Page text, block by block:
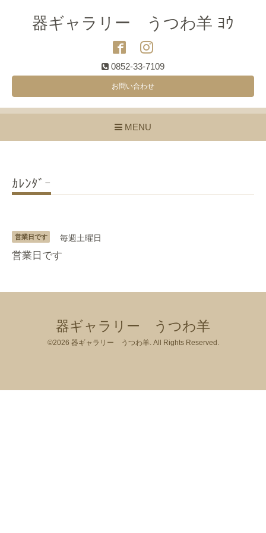
器ギャラリー うつわ羊 ﾖｳ
0852-33-7109
お問い合わせ
MENU
ｶﾚﾝﾀﾞｰ
営業日です 毎週土曜日
営業日です
器ギャラリー うつわ羊
©2026 器ギャラリー うつわ羊. All Rights Reserved.